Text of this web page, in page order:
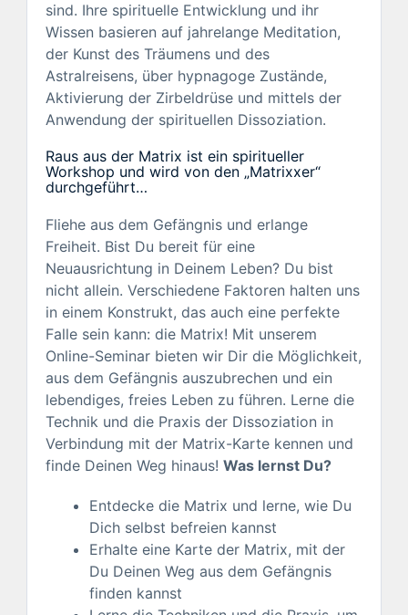
sind. Ihre spirituelle Entwicklung und ihr
Wissen basieren auf jahrelange Meditation,
der Kunst des Träumens und des
Astralreisens, über hypnagoge Zustände,
Aktivierung der Zirbeldrüse und mittels der
Anwendung der spirituellen Dissoziation.
Raus aus der Matrix ist ein spiritueller
Workshop und wird von den „Matrixxer“
durchgeführt…
Fliehe aus dem Gefängnis und erlange
Freiheit. Bist Du bereit für eine
Neuausrichtung in Deinem Leben? Du bist
nicht allein. Verschiedene Faktoren halten uns
in einem Konstrukt, das auch eine perfekte
Falle sein kann: die Matrix! Mit unserem
Online-Seminar bieten wir Dir die Möglichkeit,
aus dem Gefängnis auszubrechen und ein
lebendiges, freies Leben zu führen. Lerne die
Technik und die Praxis der Dissoziation in
Verbindung mit der Matrix-Karte kennen und
finde Deinen Weg hinaus! Was lernst Du?
Entdecke die Matrix und lerne, wie Du
Dich selbst befreien kannst
Erhalte eine Karte der Matrix, mit der
Du Deinen Weg aus dem Gefängnis
finden kannst